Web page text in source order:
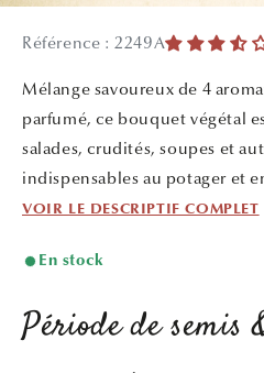
une
fenêtre
modale
Référence : 2249A
Mélange savoureux de 4
parfumé, ce bouquet végétal
salades, crudités, soupes et
indispensables au potager et
VOIR LE DESCRIPTIF COMPLET
En stock
Période de semis